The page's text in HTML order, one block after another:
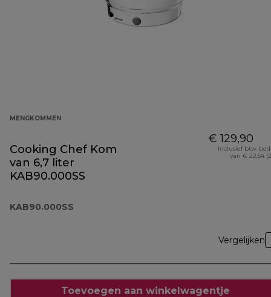
MENGKOMMEN
Cooking Chef Kom
van 6,7 liter
KAB90.000SS
KAB90.000SS
€ 129,90
Inclusief btw-
van € 22,54
Vergelijken
Toevoegen aan winkelwagentje